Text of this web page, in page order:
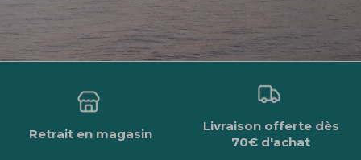
Retrait en magasin
Livraison offerte dès
70€ d'achat